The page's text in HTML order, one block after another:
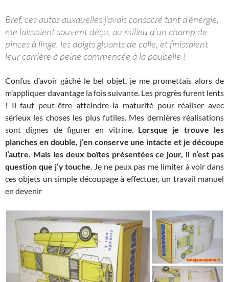
Bref, ces autos auxquelles j’avais consacré tant d’énergie,
me laissaient souvent déçu, au milieu d’un champ de
pinces à linge, les doigts gluants de colle, et finissaient
leur carrière à peine commencée à la poubelle !
Confus d’avoir gâché le bel objet, je me promettais alors de
m’appliquer davantage la fois suivante. Les progrès furent lents
! Il faut peut-être atteindre la maturité pour réaliser avec
sérieux les choses les plus futiles. Mes dernières réalisations
sont dignes de figurer en vitrine. Lorsque je trouve les
planches en double, j’en conserve une intacte et je découpe
l’autre. Mais les deux boîtes présentées ce jour, il n’est pas
question que j’y touche . Je ne peux pas me limiter à voir dans
ces objets un simple découpage à effectuer, un travail manuel
en devenir